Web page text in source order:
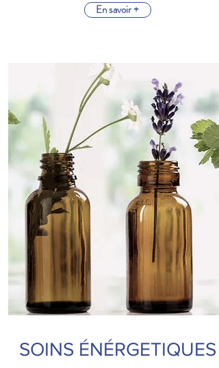
En savoir +
SOINS ÉNÉRGETIQUES